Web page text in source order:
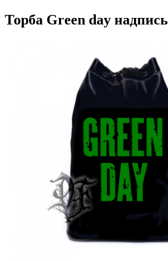
Торба Green day надпись